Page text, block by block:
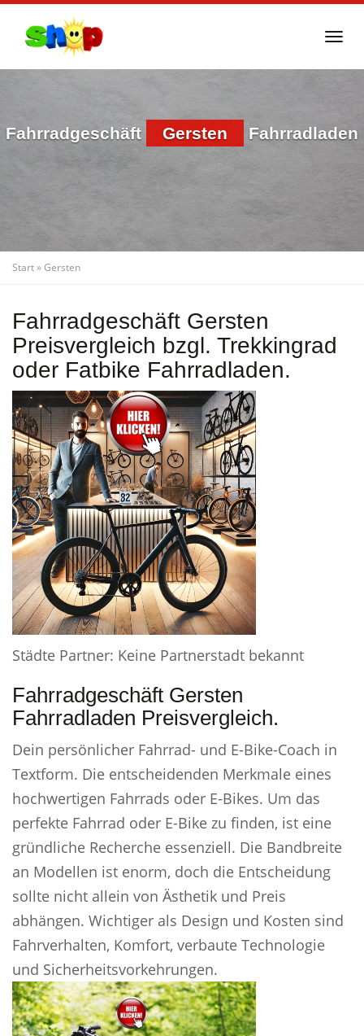
Fahrradgeschäft Gersten Fahrradladen
Start»Gersten
Fahrradgeschäft Gersten
Preisvergleich bzgl. Trekkingrad
oder Fatbike Fahrradladen.
Städte Partner: Keine Partnerstadt bekannt
Fahrradgeschäft Gersten
Fahrradladen Preisvergleich.
Dein persönlicher Fahrrad- und E-Bike-Coach in
Textform. Die entscheidenden Merkmale eines
hochwertigen Fahrrads oder E-Bikes. Um das
perfekte Fahrrad oder E-Bike zu finden, ist eine
gründliche Recherche essenziell. Die Bandbreite
an Modellen ist enorm, doch die Entscheidung
sollte nicht allein von Ästhetik und Preis
abhängen. Wichtiger als Design und Kosten sind
Fahrverhalten, Komfort, verbaute Technologie
und Sicherheitsvorkehrungen.